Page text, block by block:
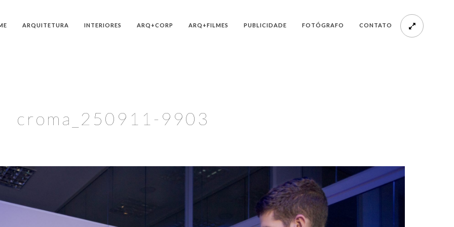
ARQUITETURA INTERIORES ARQ+CORP ARQ+FILMES PUBLICIDADE FOTÓGRAFO CONTATO
croma_250911-9903